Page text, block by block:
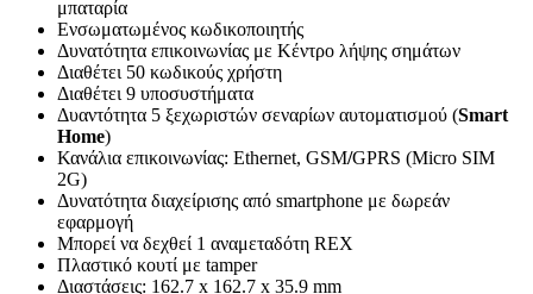
μπαταρία
Ενσωματωμένος κωδικοποιητής
Δυνατότητα επικοινωνίας με Κέντρο λήψης σημάτων
Διαθέτει 50 κωδικούς χρήστη
Διαθέτει 9 υποσυστήματα
Δυαντότητα 5 ξεχωριστών σεναρίων αυτοματισμού (Smart
Home)
Κανάλια επικοινωνίας: Εthernet, GSM/GPRS (Micro SIM
2G)
Δυνατότητα διαχείρισης από smartphone με δωρεάν
εφαρμογή
Μπορεί να δεχθεί 1 αναμεταδότη REX
Πλαστικό κουτί με tamper
Διαστάσεις: 162.7 x 162.7 x 35.9 mm